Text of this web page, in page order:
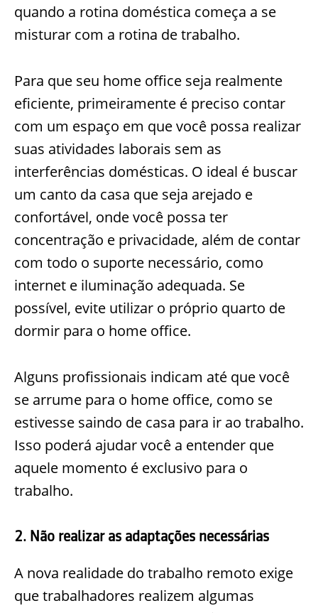
quando a rotina doméstica começa a se
misturar com a rotina de trabalho.
Para que seu home office seja realmente
eficiente, primeiramente é preciso contar
com um espaço em que você possa realizar
suas atividades laborais sem as
interferências domésticas. O ideal é buscar
um canto da casa que seja arejado e
confortável, onde você possa ter
concentração e privacidade, além de contar
com todo o suporte necessário, como
internet e iluminação adequada. Se
possível, evite utilizar o próprio quarto de
dormir para o home office.
Alguns profissionais indicam até que você
se arrume para o home office, como se
estivesse saindo de casa para ir ao trabalho.
Isso poderá ajudar você a entender que
aquele momento é exclusivo para o
trabalho.
2. Não realizar as adaptações necessárias
A nova realidade do trabalho remoto exige
que trabalhadores realizem algumas